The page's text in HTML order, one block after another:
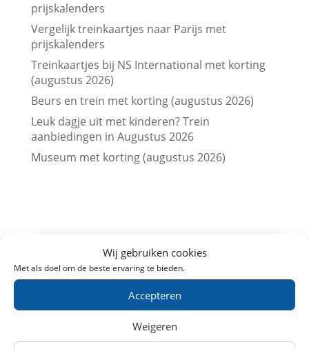
Wij gebruiken cookies
Met als doel om de beste ervaring te bieden.
Accepteren
Weigeren
prijskalenders
Vergelijk treinkaartjes naar Parijs met
prijskalenders
Treinkaartjes bij NS International met korting
(augustus 2026)
Beurs en trein met korting (augustus 2026)
Leuk dagje uit met kinderen? Trein
aanbiedingen in Augustus 2026
Museum met korting (augustus 2026)
topbestemmingen verrassend voordelig